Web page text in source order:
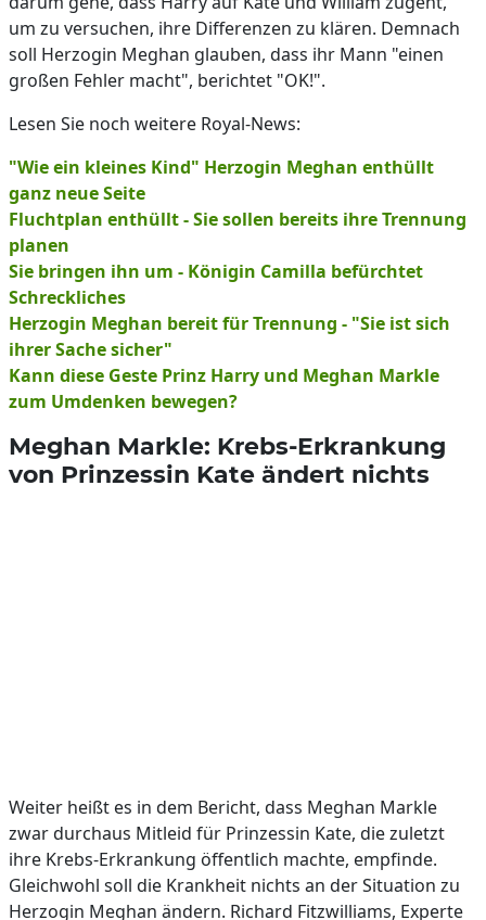
um zu versuchen, ihre Differenzen zu klären. Demnach
soll Herzogin Meghan glauben, dass ihr Mann "einen
großen Fehler macht", berichtet "OK!".
Lesen Sie noch weitere Royal-News:
"Wie ein kleines Kind" Herzogin Meghan enthüllt
ganz neue Seite
Fluchtplan enthüllt - Sie sollen bereits ihre Trennung
planen
Sie bringen ihn um - Königin Camilla befürchtet
Schreckliches
Herzogin Meghan bereit für Trennung - "Sie ist sich
ihrer Sache sicher"
Kann diese Geste Prinz Harry und Meghan Markle
zum Umdenken bewegen?
Meghan Markle: Krebs-Erkrankung
von Prinzessin Kate ändert nichts
Weiter heißt es in dem Bericht, dass Meghan Markle
zwar durchaus Mitleid für Prinzessin Kate, die zuletzt
ihre Krebs-Erkrankung öffentlich machte, empfinde.
Gleichwohl soll die Krankheit nichts an der Situation zu
Herzogin Meghan ändern. Richard Fitzwilliams, Experte